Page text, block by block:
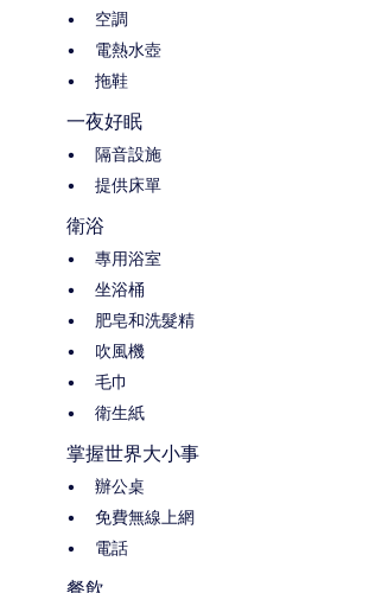
空調
電熱水壺
拖鞋
一夜好眠
隔音設施
提供床單
衛浴
專用浴室
坐浴桶
肥皂和洗髮精
吹風機
毛巾
衛生紙
掌握世界大小事
辦公桌
免費無線上網
電話